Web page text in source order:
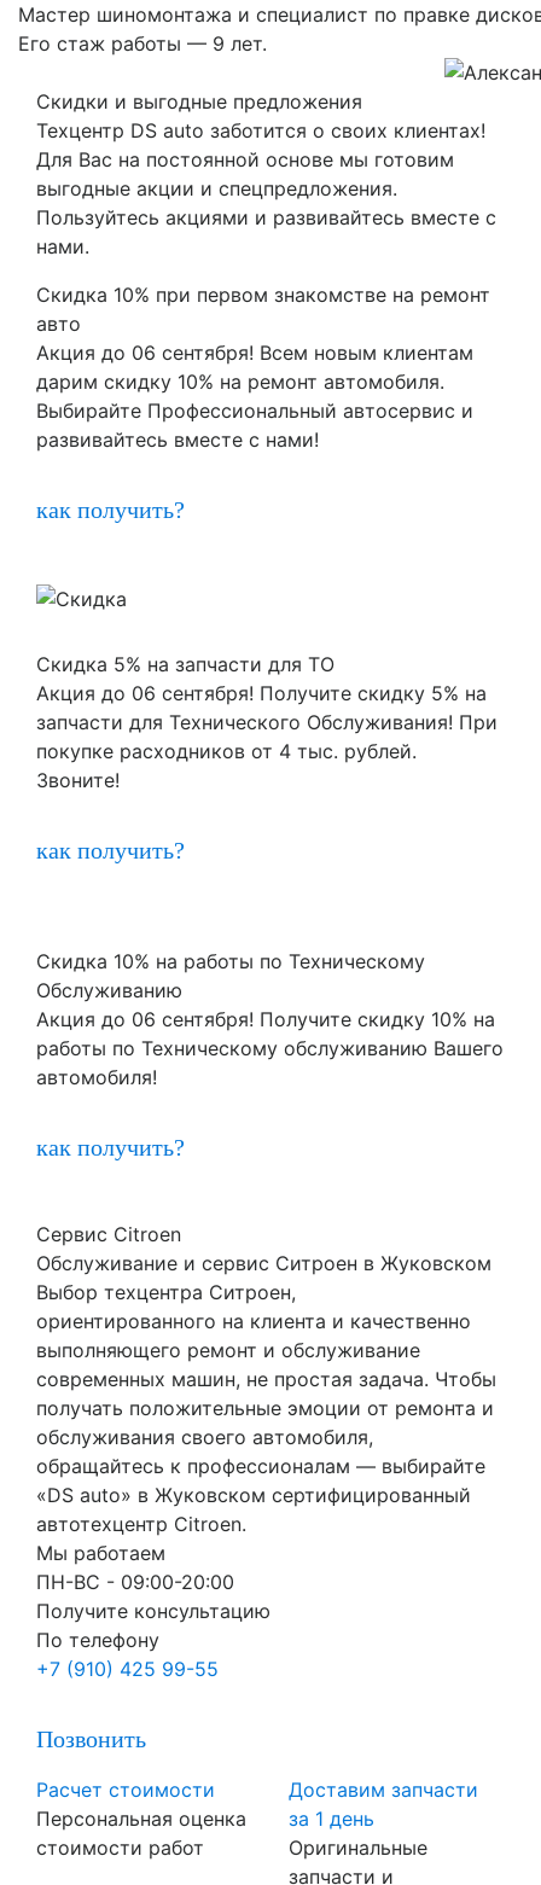
Мастер шиномонтажа и специалист по правке
Его стаж работы — 9 лет.
Скидки и выгодные предложения
Техцентр DS auto заботится о своих клиентах!
Для Вас на постоянной основе мы готовим
выгодные акции и спецпредложения.
Пользуйтесь акциями и развивайтесь вместе с
нами.
Скидка 10% при первом знакомстве на ремонт
авто
Акция до 06 сентября! Всем новым клиентам
дарим скидку 10% на ремонт автомобиля.
Выбирайте Профессиональный автосервис и
развивайтесь вместе с нами!
как получить?
Скидка 5% на запчасти для ТО
Акция до 06 сентября! Получите скидку 5% на
запчасти для Технического Обслуживания! При
покупке расходников от 4 тыс. рублей.
Звоните!
как получить?
Скидка 10% на работы по Техническому
Обслуживанию
Акция до 06 сентября! Получите скидку 10% на
работы по Техническому обслуживанию Вашего
автомобиля!
как получить?
Сервис Citroen
Обслуживание и сервис Ситроен в Жуковском
Выбор техцентра Ситроен,
ориентированного на клиента и качественно
выполняющего ремонт и обслуживание
современных машин, не простая задача. Чтобы
получать положительные эмоции от ремонта и
обслуживания своего автомобиля,
обращайтесь к профессионалам — выбирайте
«DS auto» в Жуковском сертифицированный
автотехцентр Citroen.
Мы работаем
ПН-ВC - 09:00-20:00
Получите консультацию
По телефону
+7 (910) 425 99-55
Позвонить
Расчет стоимости
Персональная оценка
стоимости работ
Доставим запчасти
за 1 день
Оригинальные
запчасти и